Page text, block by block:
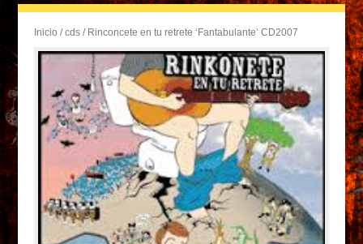
Inicio /cds / Rinconcete en tu retrete ‘Fantabulante’ CD2007